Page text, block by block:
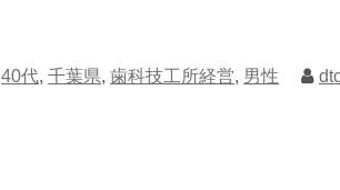
40代,千葉県,歯科技工所経営, 男性